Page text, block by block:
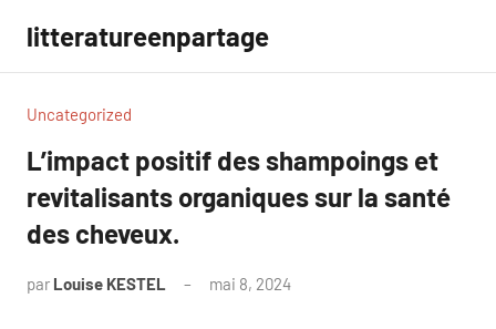
contenu
litteratureenpartage
Uncategorized
L’impact positif des shampoings et
revitalisants organiques sur la santé
des cheveux.
par Louise KESTEL mai 8, 2024